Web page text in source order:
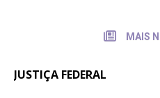
MAIS
JUSTIÇA FEDERAL